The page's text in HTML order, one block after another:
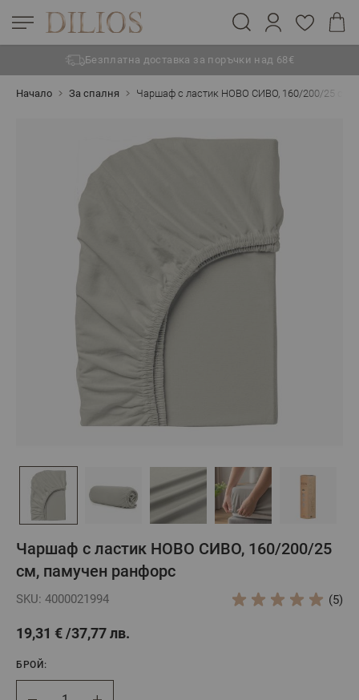
Безплатна доставка за поръчки над 68€
Начало За спалня Чаршаф с ластик НОВО СИВО, 160/200/25 см,
Чаршаф с ластик НОВО СИВО, 160/200/25
см, памучен ранфорс
SKU: 4000021994 (5)
19,31 € 37,77 лв.
БРОЙ: